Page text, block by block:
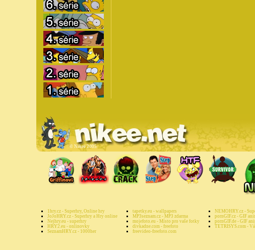
© Nikee 2005
1hry.cz - Superhry, Online hry
JoJoHRY.cz - Superhry a Hry online
Nejhry.eu - superhry
HRY2.eu - onlinovky
SeznamHRY.cz - 1000her
tapetky.eu - wallpapers
MP3seznam.cz - MP3 zdarma
mojefoto.eu - Místo pro vaše fotky
divkadne.com - freefoto
freevideo-freefoto.com
NEMOHRY.cz -
pornGIF.cz - GIF
pornGIF.de - GIF
TETRISYS.com -